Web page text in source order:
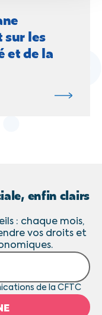
les
et de la
enfin clairs
: chaque mois,
vos droits et
de la CFTC